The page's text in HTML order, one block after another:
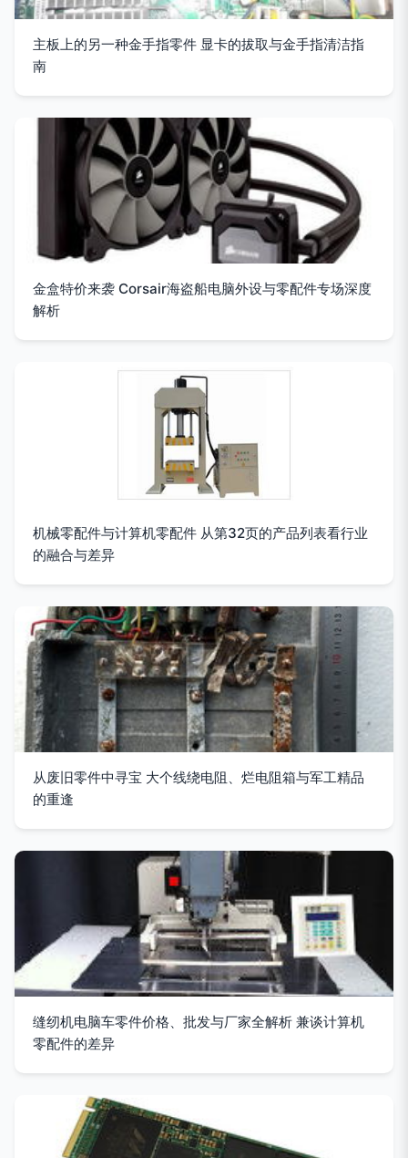
主板上的另一种金手指零件 显卡的拔取与金手指清洁指
南
金盒特价来袭 Corsair海盗船电脑外设与零配件专场深度
解析
机械零配件与计算机零配件 从第32页的产品列表看行业
的融合与差异
从废旧零件中寻宝 大个线绕电阻、烂电阻箱与军工精品
的重逢
缝纫机电脑车零件价格、批发与厂家全解析 兼谈计算机
零配件的差异